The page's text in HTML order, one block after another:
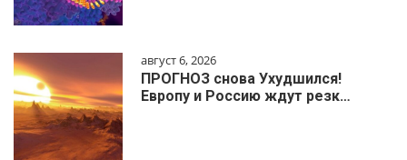
август 6, 2026
ПРОГНОЗ снова Ухудшился!
Европу и Россию ждут резк…